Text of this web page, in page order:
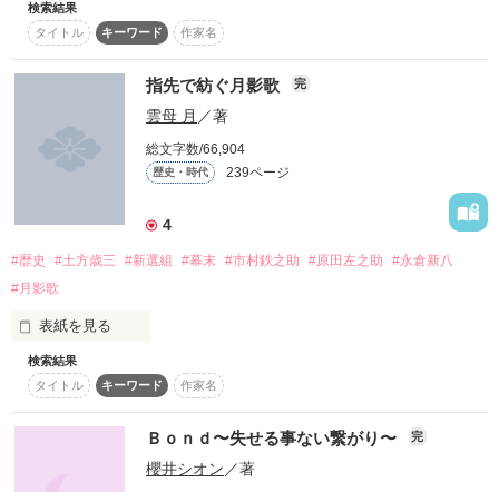
読んでくださる方々に感謝を( 〃▽〃)
でわでわココからstartです♪
↓
初めての小説です！
グダグダですが、
暖かい目で読んでやってください(*^_^*)
なっかなか歴史上の事件に辿りつかないこの小説←
歴史に忠実なほうがいい！
ーーーーーーーーーーーーーーーーーー
pv2000000超えました！！
そして、ジャンル別ランキング、
Berry's cafeにて最高１位！！
2012/12/20
☆執筆開始☆
※史実を元にしたフィクションです。
©sawa
作品を読む
作品を読む
※史実に忠実ではありません。
ジャンル別ランキング 最高2位！
ありがとうございます！
平成の世で会ったのは、
「久し振りだな。」
愛しいあの人と新撰組の皆でした一一一
検索結果
タイトル
キーワード 作家名
指先で紡ぐ月影歌 完
雲母 月 ／著
総文字数/66,904
歴史・時代 239ページ
4
#歴史 #土方歳三 #新選組 #幕末 #市村鉄之助 #原田左之助
#永倉新八
#月影歌
表紙を見る
帰らないと知りながら
検索結果
タイトル
キーワード 作家名
Ｂｏｎｄ〜失せる事ない繋がり〜 完
櫻井シオン ／著